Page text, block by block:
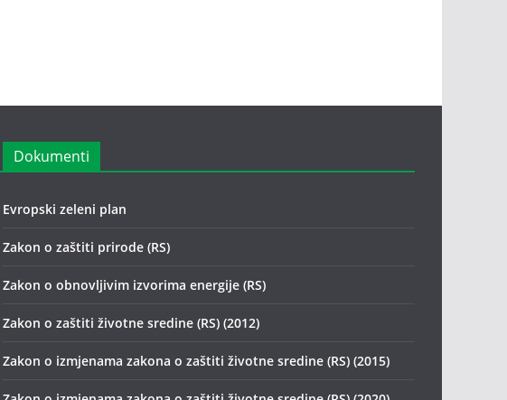
Dokumenti
Evropski zeleni plan
Zakon o zaštiti prirode (RS)
Zakon o obnovljivim izvorima energije (RS)
Zakon o zaštiti životne sredine (RS) (2012)
Zakon o izmjenama zakona o zaštiti životne sredine (RS) (2015)